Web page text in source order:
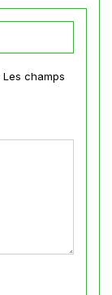
Les champs